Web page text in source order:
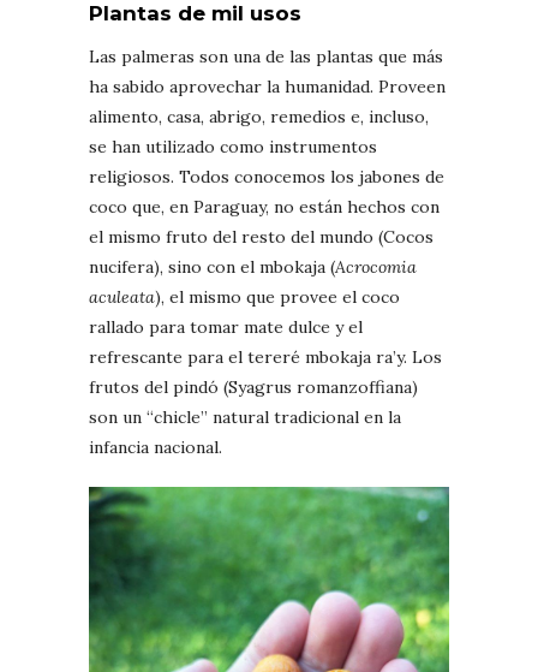
Plantas de mil usos
Las palmeras son una de las plantas que más
ha sabido aprovechar la humanidad. Proveen
alimento, casa, abrigo, remedios e, incluso,
se han utilizado como instrumentos
religiosos. Todos conocemos los jabones de
coco que, en Paraguay, no están hechos con
el mismo fruto del resto del mundo (Cocos
nucifera), sino con el mbokaja (Acrocomia
aculeata), el mismo que provee el coco
rallado para tomar mate dulce y el
refrescante para el tereré mbokaja ra’y. Los
frutos del pindó (Syagrus romanzoffiana)
son un “chicle” natural tradicional en la
infancia nacional.